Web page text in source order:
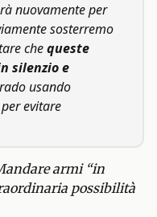
nuovamente per
sosterremo
chequeste
silenzio e
usando
evitare
armi “in
possibilità